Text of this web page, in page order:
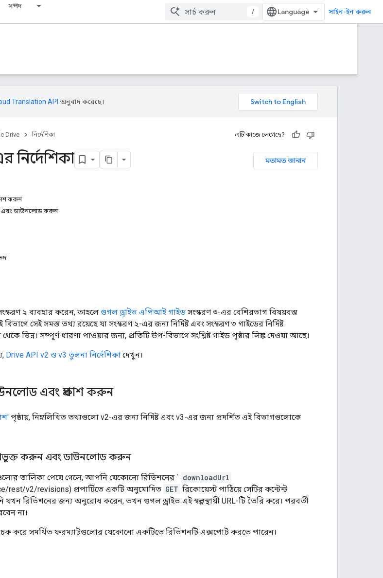
সম্পদ
/ সাইন-ইন করুন
Translation API অনুবাদ করেছে।
Drive নির্দেশিকা এটি কাজে লেগেছে?
মতামত জানান
নির্দেশিকা
করুন
এবং ডাউনলোড করুন
২ ব্যবহার করেন, তাহলে গুগল ড্রাইভ এপিআই গাইড সংস্করণ ৩-এর বেশিরভাগ বিষয়বস্তু
বিভাগে সেই সমস্ত তথ্য রয়েছে যা সংস্করণ ২-এর জন্য নির্দিষ্ট এবং সংস্করণ ৩ গাইডের নির্দিষ্ট
ভিন্ন। সম্পূর্ণ ধারণা পাওয়ার জন্য, প্রতিটি উপ-বিভাগে সংশ্লিষ্ট গাইড পৃষ্ঠার লিঙ্ক দেওয়া আছে।
Drive API v2 ও v3 তুলনা নির্দেশিকা দেখুন।
এবং প্রকাশ করুন
পৃষ্ঠায়, নিম্নলিখিত তথ্যগুলো v2-এর জন্য নির্দিষ্ট এবং v3-এর জন্য প্রদর্শিত এই বিভাগগুলোকে
করুন এবং ডাউনলোড করুন
তালিকা পেয়ে গেলে, আপনি যেকোনো রিভিশনের ` downloadUrl
rest/v2/revisions) প্রপার্টিতে একটি অনুমোদিত GET রিকোয়েস্ট পাঠিয়ে সেটির কন্টেন্ট
রিভিশনের জন্য অনুরোধ করেন, তখন গুগল ড্রাইভ এই স্বল্পস্থায়ী URL-টি তৈরি করে। পরবর্তী
না।
চেক করে সমর্থিত ফরম্যাটগুলোর যেকোনো একটিতে রিভিশনটি এক্সপোর্ট করতে পারেন।